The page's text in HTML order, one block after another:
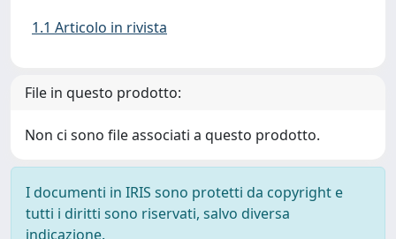
1.1 Articolo in rivista
File in questo prodotto:
Non ci sono file associati a questo prodotto.
I documenti in IRIS sono protetti da copyright e
tutti i diritti sono riservati, salvo diversa
indicazione.